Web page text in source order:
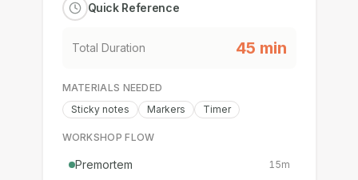
Quick Reference
Total Duration 45 min
MATERIALS NEEDED
Sticky notes
Markers Timer
WORKSHOP FLOW
Premortem 15m